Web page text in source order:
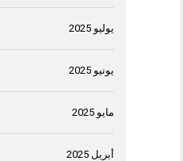
يوليو 2025
يونيو 2025
مايو 2025
أبريل 2025